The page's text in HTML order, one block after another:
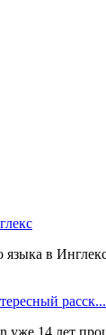
языка в
расск...
уже 14 лет